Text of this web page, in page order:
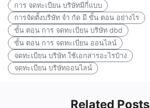
การ จดทะเบียน บริษัทมีกี่แบบ
การจัดตั้งบริษัท จํา กัด มี ขั้น ตอน อย่างไร
ขั้น ตอน การ จดทะเบียน บริษัท dbd
ขั้น ตอน การ จดทะเบียน ออนไลน์
จดทะเบียน บริษัท ใช้เอกสารอะไรบ้าง
จดทะเบียน บริษัทออนไลน์
Related Posts